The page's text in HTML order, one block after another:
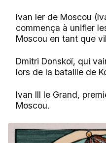
Ivan Ier de Moscou
commença à unifier
Moscou en tant que
Dmitri Donskoï, qui
lors de la bataille de
Ivan III le Grand,
Moscou.